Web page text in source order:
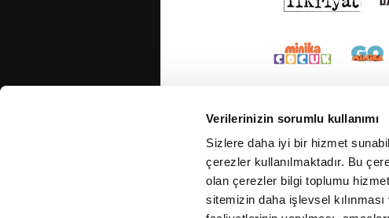
Verilerinizin sorumlu kullanımı
Sizlere daha iyi bir hizmet
çerezler kullanılmaktadır. Bu
olan çerezler bilgi toplumu
sitemizin daha işlevsel